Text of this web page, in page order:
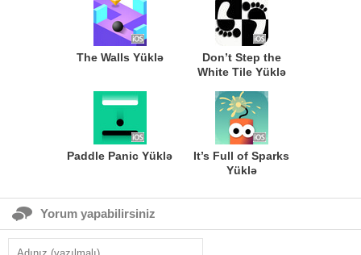
The Walls Yüklə
Don’t Step the
White Tile Yüklə
Paddle Panic Yüklə
It’s Full of Sparks
Yüklə
Yorum yapabilirsiniz